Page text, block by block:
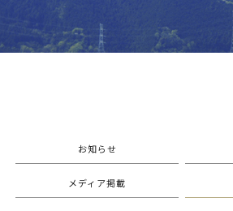
お知らせ
メディア掲載